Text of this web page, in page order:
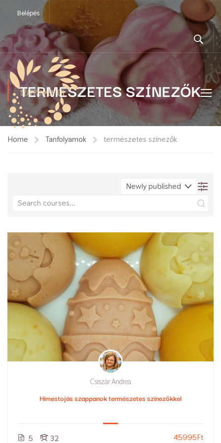
Belépés
TERMÉSZETES SZÍNEZŐK
Home Tanfolyamok természetes színezők
Csiszár Andrea
Hímestojás szappanok természetes színezőkkel
5 32 45995Ft